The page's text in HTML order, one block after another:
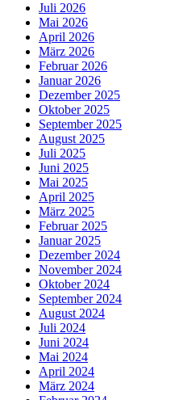
Juli 2026
Mai 2026
April 2026
März 2026
Februar 2026
Januar 2026
Dezember 2025
Oktober 2025
September 2025
August 2025
Juli 2025
Juni 2025
Mai 2025
April 2025
März 2025
Februar 2025
Januar 2025
Dezember 2024
November 2024
Oktober 2024
September 2024
August 2024
Juli 2024
Juni 2024
Mai 2024
April 2024
März 2024